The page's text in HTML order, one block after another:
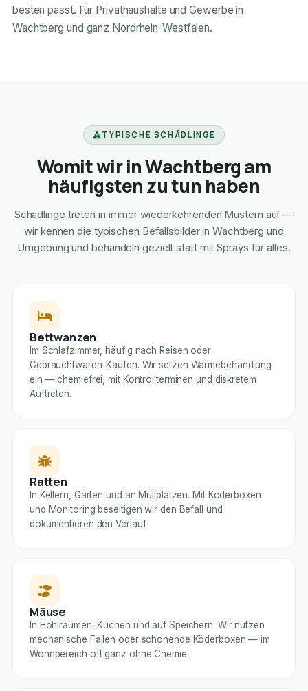
besten passt. Für Privathaushalte und Gewerbe in
Wachtberg und ganz Nordrhein-Westfalen.
TYPISCHE SCHÄDLINGE
Womit wir in Wachtberg am
häufigsten zu tun haben
Schädlinge treten in immer wiederkehrenden Mustern auf —
wir kennen die typischen Befallsbilder in Wachtberg und
Umgebung und behandeln gezielt statt mit Sprays für alles.
Bettwanzen
Im Schlafzimmer, häufig nach Reisen oder
Gebrauchtwaren-Käufen. Wir setzen Wärmebehandlung
ein — chemiefrei, mit Kontrollterminen und diskretem
Auftreten.
Ratten
In Kellern, Gärten und an Müllplätzen. Mit Köderboxen
und Monitoring beseitigen wir den Befall und
dokumentieren den Verlauf.
Mäuse
In Hohlräumen, Küchen und auf Speichern. Wir nutzen
mechanische Fallen oder schonende Köderboxen — im
Wohnbereich oft ganz ohne Chemie.